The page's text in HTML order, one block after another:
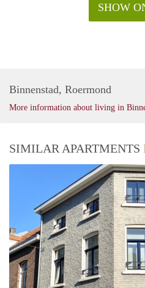
SHOW
Binnenstad, Roermond
More information about living in
SIMILAR APARTMENTS